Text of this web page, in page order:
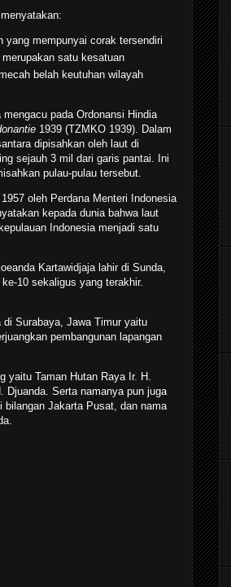
yang mempunyai corak tersendiri
satu kesatuan
belah keutuhan wilayah
pada Ordonansi Hindia
1939 (TZMKO 1939). Dalam
dipisahkan oleh laut di
sejauh 3 mil dari garis pantai. Ini
pulau-pulau tersebut.
oleh Perdana Menteri Indonesia
kepada dunia bahwa laut
Indonesia menjadi satu
Kartawidjaja lahir di Sunda,
10 sekaligus yang terakhir.
di Surabaya, Jawa Timur yaitu
pembangunan lapangan
yaitu Taman Hutan Raya Ir. H.
Djuanda. Serta namanya pun juga
Jakarta Pusat, dan nama